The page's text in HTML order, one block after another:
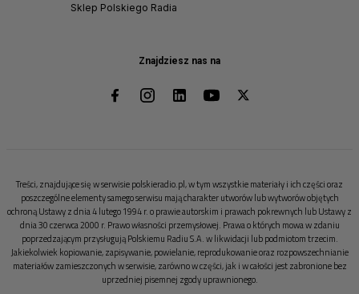
Znajdziesz nas na
Sklep Polskiego Radia
Treści, znajdujące się w serwisie polskieradio.pl, w tym wszystkie materiały i ich części oraz
poszczególne elementy samego serwisu mają charakter utworów lub wytworów objętych
ochroną Ustawy z dnia 4 lutego 1994 r. o prawie autorskim i prawach pokrewnych lub Ustawy z
dnia 30 czerwca 2000 r. Prawo własności przemysłowej. Prawa o których mowa w zdaniu
poprzedzającym przysługują Polskiemu Radiu S.A. w likwidacji lub podmiotom trzecim.
Jakiekolwiek kopiowanie, zapisywanie, powielanie, reprodukowanie oraz rozpowszechnianie
materiałów zamieszczonych w serwisie, zarówno w części, jak i w całości jest zabronione bez
uprzedniej pisemnej zgody uprawnionego.